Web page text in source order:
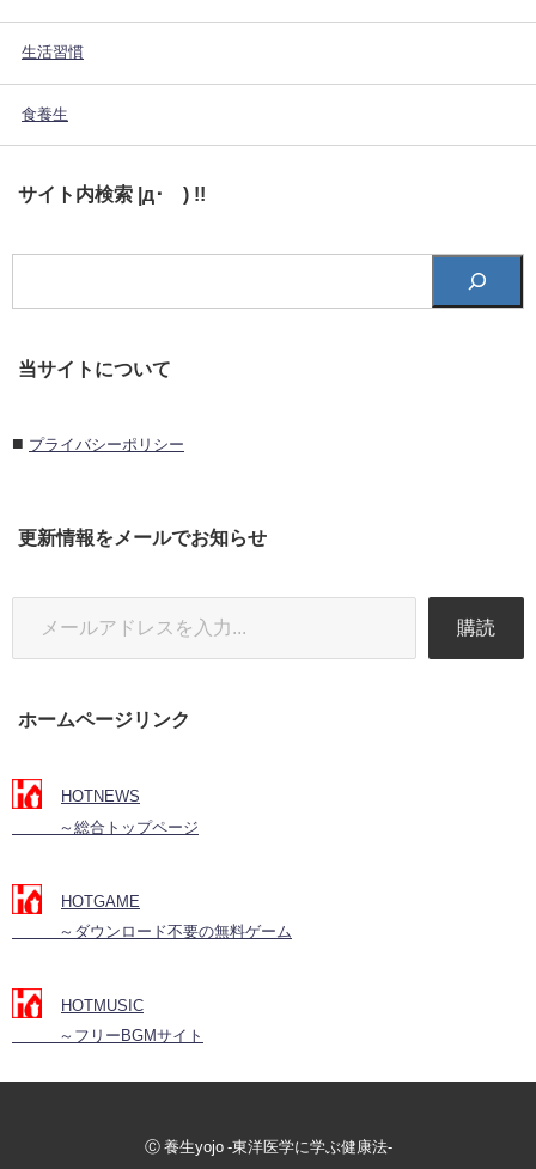
生活習慣
食養生
サイト内検索 |д･´) !!
当サイトについて
■ プライバシーポリシー
更新情報をメールでお知らせ
購読
ホームページリンク
HOTNEWS
～総合トップページ
HOTGAME
～ダウンロード不要の無料ゲーム
HOTMUSIC
～フリーBGMサイト
Ⓒ 養生yojo -東洋医学に学ぶ健康法-